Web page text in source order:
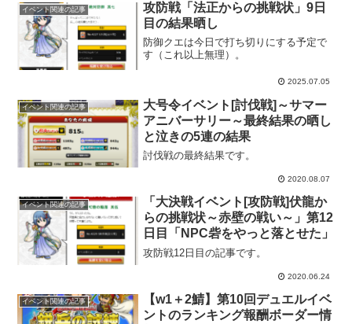
イベント関連の記事
攻防戦「法正からの挑戦状」9日
目の結果晒し
防御クエは今日で打ち切りにする予定で
す（これ以上無理）。
2025.07.05
イベント関連の記事
大号令イベント[討伐戦]～サマー
アニバーサリー～最終結果の晒し
と泣きの5連の結果
討伐戦の最終結果です。
2020.08.07
イベント関連の記事
「大決戦イベント[攻防戦]伏龍か
らの挑戦状～赤壁の戦い～」第12
日目「NPC砦をやっと落とせた」
攻防戦12日目の記事です。
2020.06.24
イベント関連の記事
【w1＋2鯖】第10回デュエルイベ
ントのランキング報酬ボーダー情